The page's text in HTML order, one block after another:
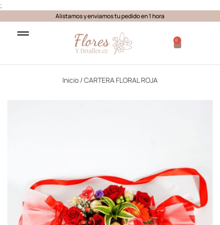
;
Alistamos y enviamos tu pedido en 1 hora
0
Inicio / CARTERA FLORAL ROJA